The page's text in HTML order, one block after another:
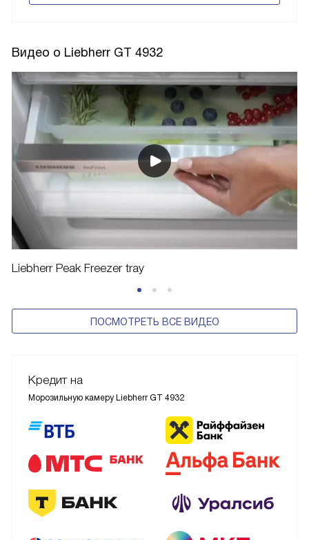
Видео о Liebherr GT 4932
Liebherr Peak Freezer tray
ПОСМОТРЕТЬ ВСЕ ВИДЕО
Кредит на
Морозильную камеру Liebherr GT 4932